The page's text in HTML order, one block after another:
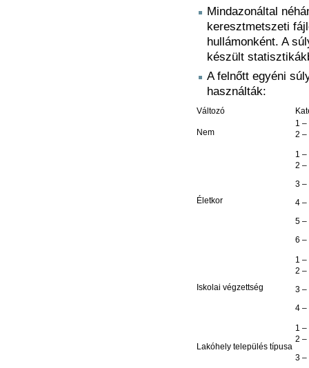
Mindazonáltal
keresztmetszeti
hullámonként. A
készült
A felnőtt egyéni
használták:
Változó
Nem
1 –
2 –
Életkor
1 –
2 –
3 –
4 –
5 –
6 –
Iskolai végzettség
1
2 –
3 –
4 –
Lakóhely település típusa
1 –
2 –
3 –